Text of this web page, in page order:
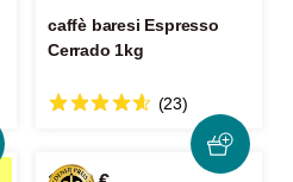
caffè baresi Espresso
Cerrado 1kg
(23)